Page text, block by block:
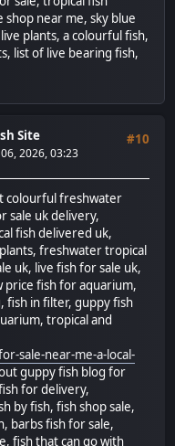
shop near me, sky blue
plants, a colourful fish,
list of live bearing fish,
#10
Site
2026, 03:23
colourful freshwater
sale uk delivery,
fish delivered uk,
freshwater tropical
uk, live fish for sale uk,
price fish for aquarium,
fish in filter, guppy fish
tropical and
sale-near-me-a-local-
guppy fish blog for
for delivery,
by fish, fish shop sale,
barbs fish for sale,
fish that can go with